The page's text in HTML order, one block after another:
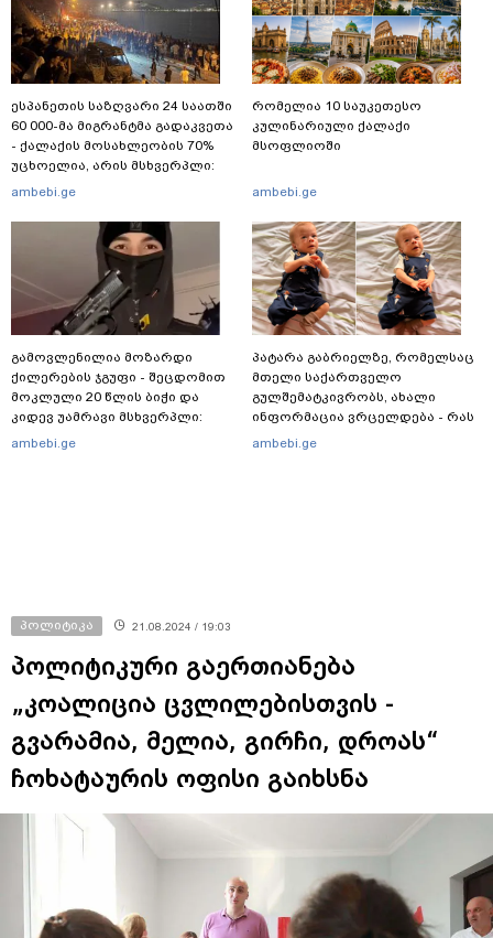
ესპანეთის საზღვარი 24 საათში
60 000-მა მიგრანტმა გადაკვეთა
- ქალაქის მოსახლეობის 70%
უცხოელია, არის მსხვერპლი:
ბოლო ცნობები სეუტადან,
გასვლის ეშინიათ
ambebi.ge
გამოვლენილია მოზარდი
ქილერების ჯგუფი - შეცდომით
მოკლული 20 წლის ბიჭი და
კიდევ უამრავი მსხვერპლი:
რომელ ქვეყნამდე მივიდა
ambebi.ge
რომელია 10 საუკეთესო
კულინარიული ქალაქი
მსოფლიოში
ambebi.ge
პატარა გაბრიელზე, რომელსაც
მთელი საქართველო
გულშემატკივრობს, ახალი
ინფორმაცია ვრცელდება - რას
წერს ბიჭუნას დედა?
ambebi.ge
პოლიტიკა 21.08.2024 / 19:03
პოლიტიკური გაერთიანება
„კოალიცია ცვლილებისთვის -
გვარამია, მელია, გირჩი, დროას“
ჩოხატაურის ოფისი გაიხსნა